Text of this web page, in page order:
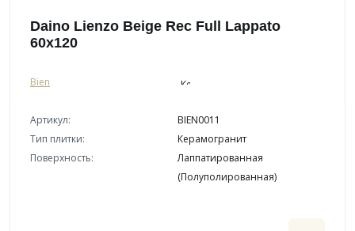
Daino Lienzo Beige Rec Full Lappato
60x120
Bien
Артикул:
BIEN0011
Тип плитки:
Керамогранит
Поверхность:
Лаппатированная
(Полуполированная)